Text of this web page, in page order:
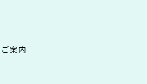
案内